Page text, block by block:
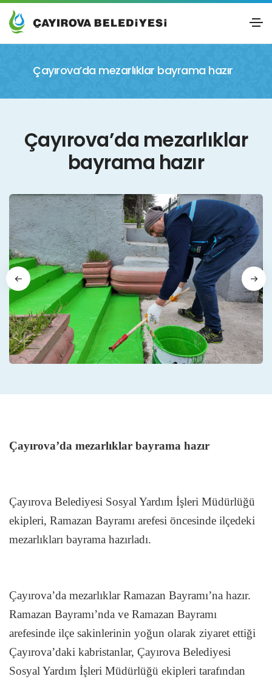
Çayırova’da mezarlıklar bayrama hazır
Çayırova’da mezarlıklar
bayrama hazır
Çayırova’da mezarlıklar bayrama hazır
Çayırova Belediyesi Sosyal Yardım İşleri Müdürlüğü
ekipleri, Ramazan Bayramı arefesi öncesinde ilçedeki
mezarlıkları bayrama hazırladı.
Çayırova’da mezarlıklar Ramazan Bayramı’na hazır.
Ramazan Bayramı’nda ve Ramazan Bayramı
arefesinde ilçe sakinlerinin yoğun olarak ziyaret ettiği
Çayırova’daki kabristanlar, Çayırova Belediyesi
Sosyal Yardım İşleri Müdürlüğü ekipleri tarafından